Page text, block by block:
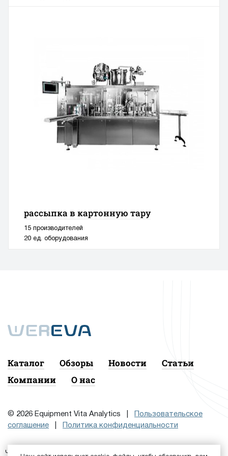
рассыпка в картонную тару
15 производителей
20 ед. оборудования
Каталог Обзоры Новости
Статьи
Компании
О нас
© 2026 Equipment Vita Analytics |
Пользовательское
соглашение
Политика конфиденциальности
Чтобы подписаться на рассылку, сначала Войдите или